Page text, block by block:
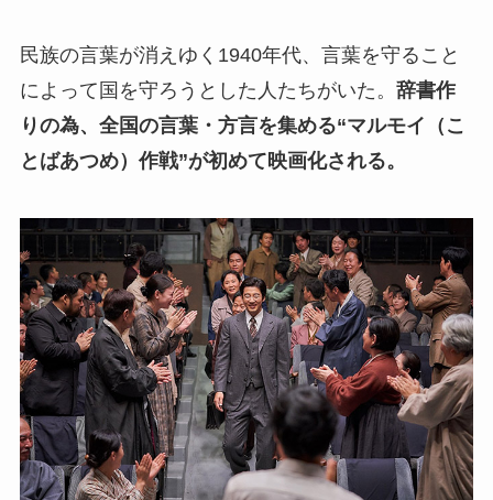
民族の言葉が消えゆく1940年代、言葉を守ること
によって国を守ろうとした人たちがいた。 辞書作
りの為、全国の言葉・方言を集める“マルモイ（こ
とばあつめ）作戦”が初めて映画化される。